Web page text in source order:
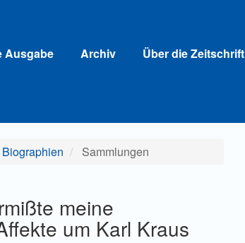
Ausgabe Archiv Über die Zeitschrift
Sammlungen
meine
um Karl Kraus